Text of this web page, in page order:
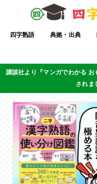
四字熟語 典拠・出典
講談社より『マンガでわかる
されま